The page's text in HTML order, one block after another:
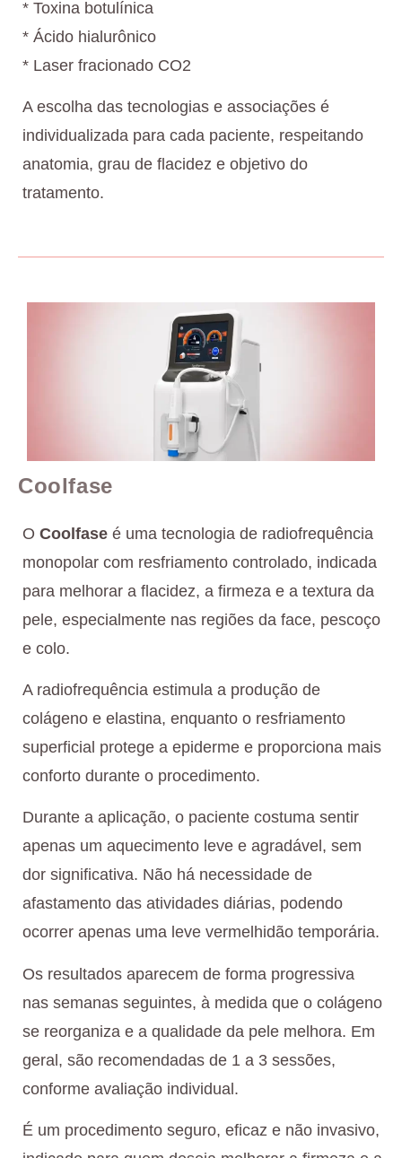
* Toxina botulínica
* Ácido hialurônico
* Laser fracionado CO2
A escolha das tecnologias e associações é
individualizada para cada paciente, respeitando
anatomia, grau de flacidez e objetivo do
tratamento.
Coolfase
O Coolfase é uma tecnologia de radiofrequência
monopolar com resfriamento controlado, indicada
para melhorar a flacidez, a firmeza e a textura da
pele, especialmente nas regiões da face, pescoço
e colo.
A radiofrequência estimula a produção de
colágeno e elastina, enquanto o resfriamento
superficial protege a epiderme e proporciona mais
conforto durante o procedimento.
Durante a aplicação, o paciente costuma sentir
apenas um aquecimento leve e agradável, sem
dor significativa. Não há necessidade de
afastamento das atividades diárias, podendo
ocorrer apenas uma leve vermelhidão temporária.
Os resultados aparecem de forma progressiva
nas semanas seguintes, à medida que o colágeno
se reorganiza e a qualidade da pele melhora. Em
geral, são recomendadas de 1 a 3 sessões,
conforme avaliação individual.
É um procedimento seguro, eficaz e não invasivo,